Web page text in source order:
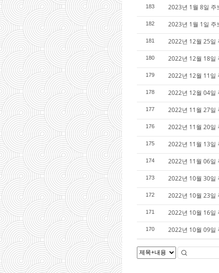
183 2023년 1월 8일 주
182 2023년 1월 1일 주
181 2022년 12월 25일
180 2022년 12월 18일
179 2022년 12월 11일
178 2022년 12월 04일
177 2022년 11월 27일
176 2022년 11월 20일
175 2022년 11월 13일
174 2022년 11월 06일
173 2022년 10월 30일
172 2022년 10월 23일
171 2022년 10월 16일
170 2022년 10월 09일